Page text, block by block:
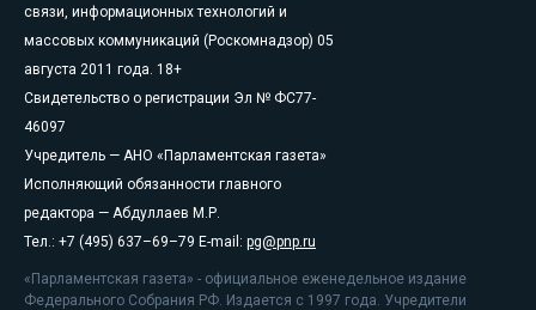
связи, информационных технологий и
массовых коммуникаций (Роскомнадзор) 05
августа 2011 года. 18+
Свидетельство о регистрации Эл № ФС77-
46097
Учредитель — АНО «Парламентская газета»
Исполняющий обязанности главного
редактора — Абдуллаев М.Р.
Тел.: +7 (495) 637–69–79 E-mail: pg@pnp.ru
«Парламентская газета» - официальное еженедельное издание
Федерального Собрания РФ. Издается с 1997 года. Учредители